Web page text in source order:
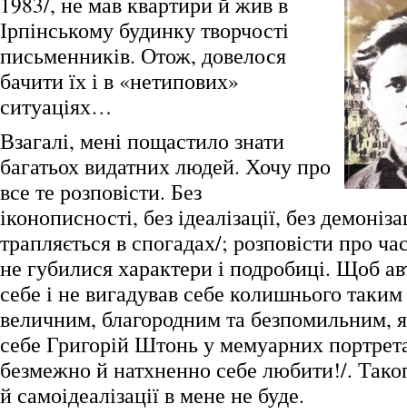
Ірпінському будинку творчості
письменників. Отож, довелося
бачити їх і в «нетипових»
ситуаціях…
Взагалі, мені пощастило знати
багатьох видатних людей. Хочу про
все те розповісти. Без
іконописності, без ідеалізації, без
трапляється в спогадах/; розповісти про
не губилися характери і подробиці. Щоб
себе і не вигадував себе колишнього
величним, благородним та безпомильним,
себе Григорій Штонь у мемуарних
безмежно й натхненно себе любити!/.
й самоідеалізації в мене не буде.